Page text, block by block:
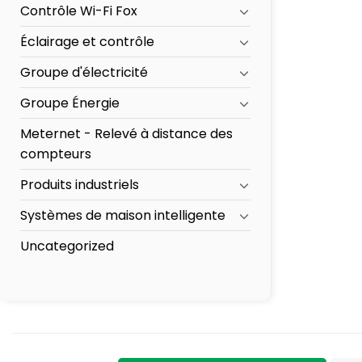
Contrôle Wi-Fi Fox
Éclairage et contrôle
Groupe d'électricité
Groupe Énergie
Meternet - Relevé à distance des
compteurs
Produits industriels
Systèmes de maison intelligente
Uncategorized